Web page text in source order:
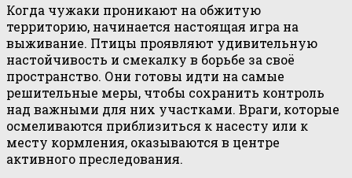
Когда чужаки проникают на обжитую
территорию, начинается настоящая игра на
выживание. Птицы проявляют удивительную
настойчивость и смекалку в борьбе за своё
пространство. Они готовы идти на самые
решительные меры, чтобы сохранить контроль
над важными для них участками. Враги, которые
осмеливаются приблизиться к насесту или к
месту кормления, оказываются в центре
активного преследования.